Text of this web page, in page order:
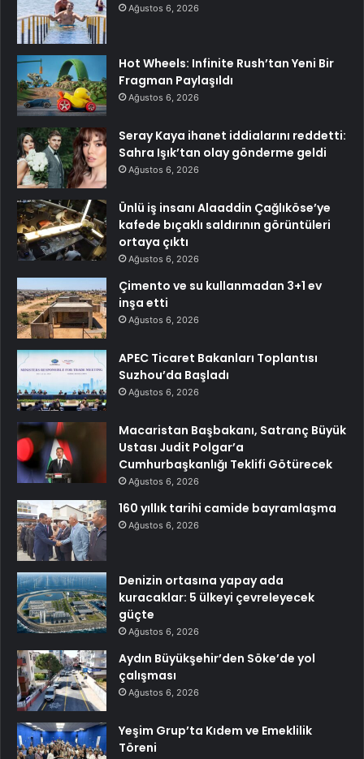
Ağustos 6, 2026
Hot Wheels: Infinite Rush’tan Yeni Bir
Fragman Paylaşıldı
Ağustos 6, 2026
Seray Kaya ihanet iddialarını reddetti:
Sahra Işık’tan olay gönderme geldi
Ağustos 6, 2026
Ünlü iş insanı Alaaddin Çağlıköse’ye
kafede bıçaklı saldırının görüntüleri
ortaya çıktı
Ağustos 6, 2026
Çimento ve su kullanmadan 3+1 ev
inşa etti
Ağustos 6, 2026
APEC Ticaret Bakanları Toplantısı
Suzhou’da Başladı
Ağustos 6, 2026
Macaristan Başbakanı, Satranç Büyük
Ustası Judit Polgar’a
Cumhurbaşkanlığı Teklifi Götürecek
Ağustos 6, 2026
160 yıllık tarihi camide bayramlaşma
Ağustos 6, 2026
Denizin ortasına yapay ada
kuracaklar: 5 ülkeyi çevreleyecek
güçte
Ağustos 6, 2026
Aydın Büyükşehir’den Söke’de yol
çalışması
Ağustos 6, 2026
Yeşim Grup’ta Kıdem ve Emeklilik
Töreni